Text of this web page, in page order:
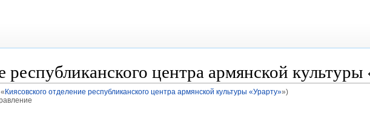
республиканского центра армянской
Киясовского отделение республиканского центра армянской культуры «Урарту»»)